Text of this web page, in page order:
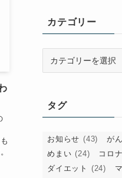
ブカテゴリー
ータグ
お知らせ (43) が
めまい (24) コロナ
ダイエット
(24)